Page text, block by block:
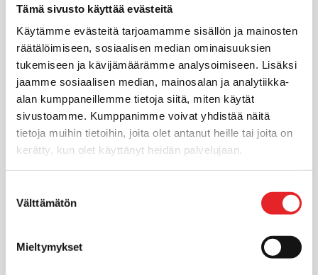
Tämä sivusto käyttää evästeitä
Käytämme evästeitä tarjoamamme sisällön ja mainosten
räätälöimiseen, sosiaalisen median ominaisuuksien
tukemiseen ja kävijämäärämme analysoimiseen. Lisäksi
jaamme sosiaalisen median, mainosalan ja analytiikka-
alan kumppaneillemme tietoja siitä, miten käytät
sivustoamme. Kumppanimme voivat yhdistää näitä
tietoja muihin tietoihin, joita olet antanut heille tai joita on
kerätty, kun olet käyttänyt heidän palvelujaan.
valinta
Välttämätön
Mieltymykset